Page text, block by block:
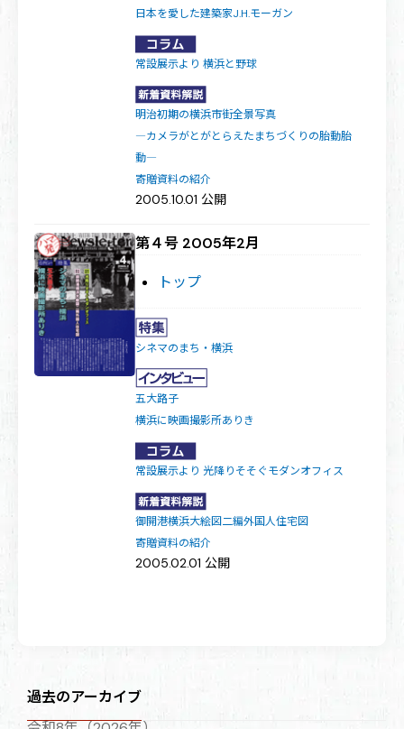
日本を愛した建築家J.H.モーガン
常設展示より 横浜と野球
明治初期の横浜市街全景写真
―カメラがとがとらえたまちづくりの胎動胎
動―
寄贈資料の紹介
2005.10.01 公開
第４号 2005年2月
トップ
シネマのまち・横浜
五大路子
横浜に映画撮影所ありき
常設展示より 光降りそそぐモダンオフィス
御開港横浜大絵図二編外国人住宅図
寄贈資料の紹介
2005.02.01 公開
過去のアーカイブ